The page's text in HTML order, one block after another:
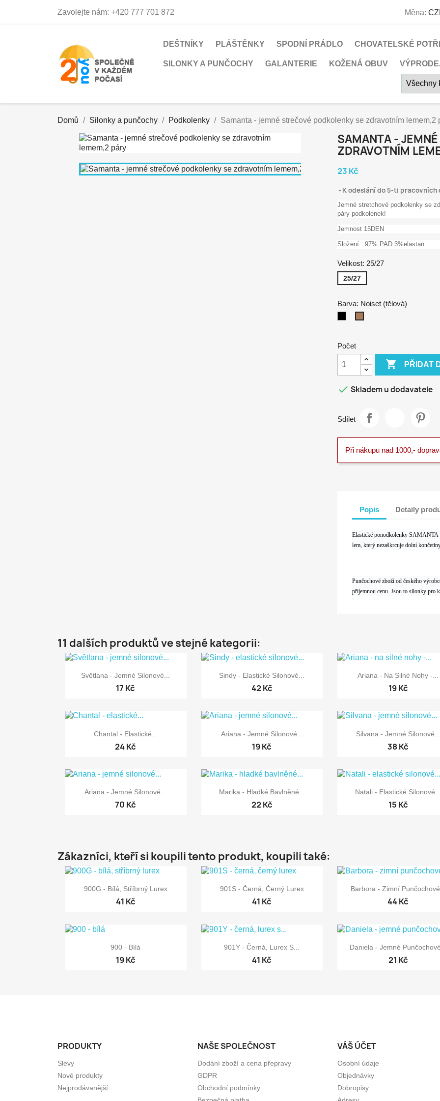
Zavolejte nám: +420 777 701 872 Měna:
DEŠTNÍKY PLÁŠTĚNKY SPODNÍ PRÁDLO CHOVATELSKÉ
SILONKY A PUNČOCHY GALANTERIE KOŽENÁ OBUV
Domů Silonky a punčochy Podkolenky Samanta - jemné strečové podkolenky se zdravotním lemem,2
SAMANTA -
ZDRAVOTNÍM
23 Kč
K odeslání do 5-ti pracovních
Jemné stretchové podkolenky se
páry podkolenek!
Jemnost 15DEN
Složení : 97% PAD 3%elastan
Velikost: 25/27
25/27
Barva: Noiset (tělová)
Počet
 PŘIDAT
 Skladem u dodavatele
Sdílet
Při nákupu nad 1000,-
Popis Detaily
Elastické ponodkolenky SAMANTA
lem, který nezaškrcuje dolní
Punčochové zboží od českého
příjemnou cenu. Jsou to silonky pro
11 dalších produktů ve stejné kategorii:
Rychlý náhled
Světlana - Jemné Silonové...
17 Kč
 Rychlý náhled
Sindy - Elastické Silonové...
42 Kč
 Rychlý náhled
Ariana - Na Silné Nohy -...
19 Kč
Rychlý náhled
Chantal - Elastické...
24 Kč
 Rychlý náhled
Ariana - Jemné Silonové...
19 Kč
 Rychlý náhled
Silvana - Jemné Silonové...
38 Kč
 Rychlý náhled
Ariana - Jemné Silonové...
70 Kč
 Rychlý náhled
Marika - Hladké Bavlněné...
22 Kč
 Rychlý náhled
Natali - Elastické Silonové...
15 Kč
Zákazníci, kteří si koupili tento produkt, koupili také:
 Rychlý náhled
900G - Bílá, Stříbrný Lurex
41 Kč
 Rychlý náhled
901S - Černá, Černý Lurex
41 Kč
 Rychlý náhled
Barbora - Zimní
44 Kč
Rychlý náhled
900 - Bílá
19 Kč
 Rychlý náhled
901Y - Černá, Lurex S...
41 Kč
 Rychlý náhled
Daniela - Jemné
21 Kč
PRODUKTY
Slevy
Nové produkty
Nejprodávanější
NAŠE SPOLEČNOST
Dodání zboží a cena přepravy
GDPR
Obchodní podmínky
VÁŠ ÚČET
Osobní údaje
Objednávky
Dobropisy